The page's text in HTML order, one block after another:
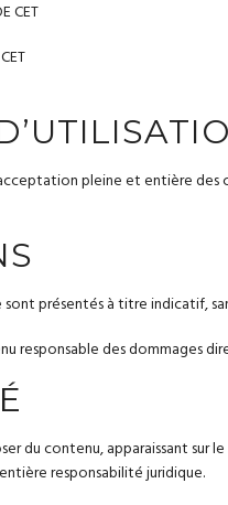
CET
pleine et entière
présentés à titre indicatif,
responsable des dommages
du contenu, apparaissant sur
responsabilité juridique.